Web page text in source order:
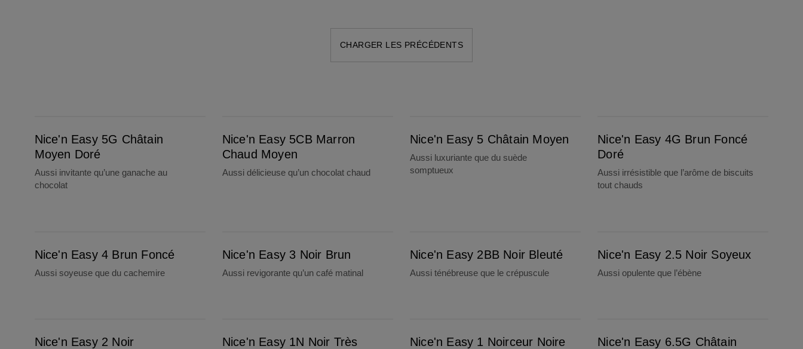
CHARGER LES PRÉCÉDENTS
Nice'n Easy 5G Châtain
Moyen Doré
Aussi invitante qu’une ganache au
chocolat
Nice'n Easy 5CB Marron
Chaud Moyen
Aussi délicieuse qu’un chocolat chaud
Nice'n Easy 5 Châtain Moyen
Aussi luxuriante que du suède
somptueux
Nice'n Easy 4G Brun Foncé
Doré
Aussi irrésistible que l’arôme de biscuits
tout chauds
Nice'n Easy 4 Brun Foncé
Aussi soyeuse que du cachemire
Nice'n Easy 3 Noir Brun
Aussi revigorante qu’un café matinal
Nice'n Easy 2BB Noir Bleuté
Aussi ténébreuse que le crépuscule
Nice'n Easy 2.5 Noir Soyeux
Aussi opulente que l’ébène
Nice'n Easy 2 Noir
Nice'n Easy 1N Noir Très
Nice'n Easy 1 Noirceur Noire
Nice'n Easy 6.5G Châtain